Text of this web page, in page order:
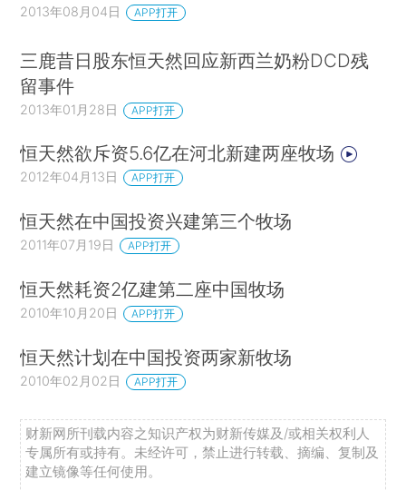
2013年08月04日 APP打开
三鹿昔日股东恒天然回应新西兰奶粉DCD残
留事件
2013年01月28日 APP打开
恒天然欲斥资5.6亿在河北新建两座牧场
2012年04月13日 APP打开
恒天然在中国投资兴建第三个牧场
2011年07月19日 APP打开
恒天然耗资2亿建第二座中国牧场
2010年10月20日 APP打开
恒天然计划在中国投资两家新牧场
2010年02月02日 APP打开
财新网所刊载内容之知识产权为财新传媒及/或相关权利人
专属所有或持有。未经许可，禁止进行转载、摘编、复制及
建立镜像等任何使用。